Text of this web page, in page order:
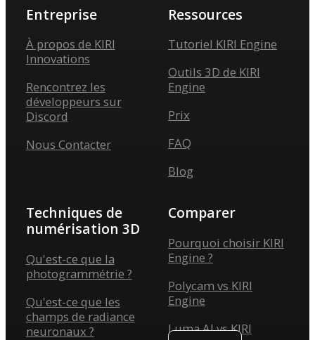
Entreprise
À propos de KIRI
Innovations
Rencontrez les
développeurs sur
Discord
Nous Contacter
Ressources
Tutoriel KIRI Engine
Outils 3D de KIRI
Engine
Prix
FAQ
Blog
Techniques de
numérisation 3D
Qu'est-ce que la
photogrammétrie ?
Qu'est-ce que les
champs de radiance
neuronaux ?
Comparer
Pourquoi choisir KIRI
Engine ?
Polycam vs KIRI
Engine
Luma AI vs KIRI